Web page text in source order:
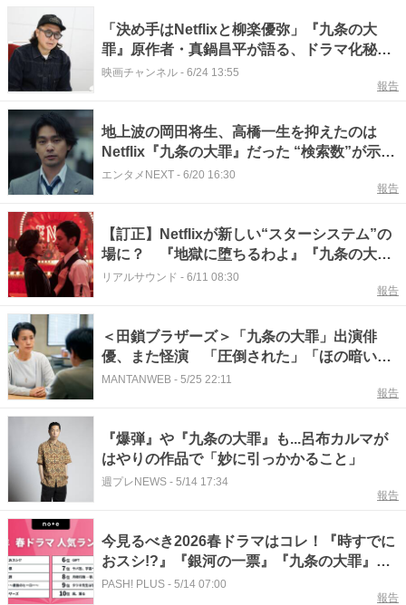
「決め手はNetflixと柳楽優弥」『九条の大
罪』原作者・真鍋昌平が語る、ドラマ化秘
話。単独インタビュー
映画チャンネル - 6/24 13:55
報告
地上波の岡田将生、高橋一生を抑えたのは
Netflix『九条の大罪』だった “検索数”が示す
異変
エンタメNEXT - 6/20 16:30
報告
【訂正】Netflixが新しい“スターシステム”の
場に？ 『地獄に堕ちるわよ』『九条の大
罪』などの常連組
リアルサウンド - 6/11 08:30
報告
＜田鎖ブラザーズ＞「九条の大罪」出演俳
優、また怪演 「圧倒された」「ほの暗い恐
ろしさにゾクっと」「怖すぎる」（ネタバレ
MANTANWEB - 5/25 22:11
報告
『爆弾』や『九条の大罪』も...呂布カルマが
はやりの作品で「妙に引っかかること」
週プレNEWS - 5/14 17:34
報告
今見るべき2026春ドラマはコレ！『時すでに
おスシ!?』『銀河の一票』『九条の大罪』な
どがランクインの「2026年 春ドラマ人気ラン
PASH! PLUS - 5/14 07:00
報告